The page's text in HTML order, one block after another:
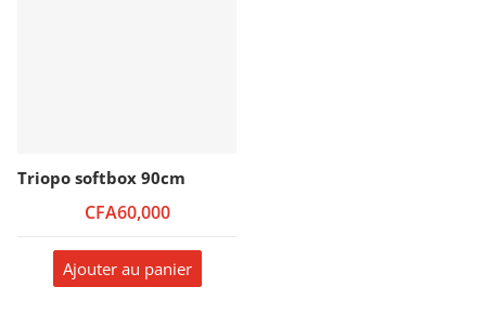
Triopo softbox 90cm
CFA60,000
Ajouter au panier